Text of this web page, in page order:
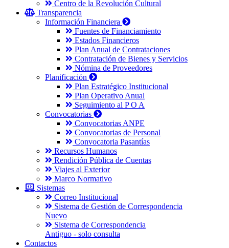
Centro de la Revolución Cultural
Transparencia
Información Financiera
Fuentes de Financiamiento
Estados Financieros
Plan Anual de Contrataciones
Contratación de Bienes y Servicios
Nómina de Proveedores
Planificación
Plan Estratégico Institucional
Plan Operativo Anual
Seguimiento al P O A
Convocatorias
Convocatorias ANPE
Convocatorias de Personal
Convocatoria Pasantías
Recursos Humanos
Rendición Pública de Cuentas
Viajes al Exterior
Marco Normativo
Sistemas
Correo Institucional
Sistema de Gestión de Correspondencia
Nuevo
Sistema de Correspondencia
Antiguo - solo consulta
Contactos